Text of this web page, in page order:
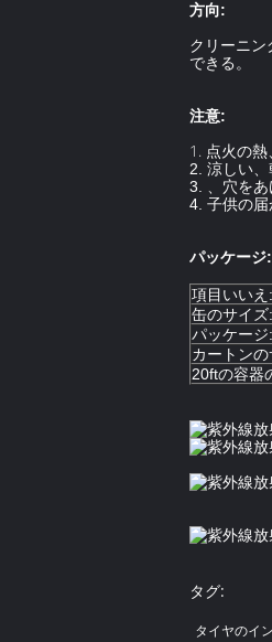
方向:
クリーニン
できる。
注意:
1. 点火の熱
2. 涼しい
3. 、穴をあ
4. 子供の
パッケージ:
項目いいえ:
缶のサイズ:
パッケージ:
カートン
20ftの容器
タグ:
タイヤのイ